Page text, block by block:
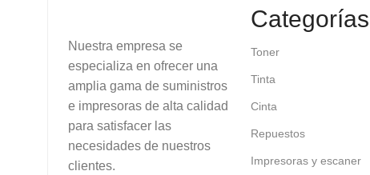
Nuestra empresa se
especializa en ofrecer una
amplia gama de suministros
e impresoras de alta calidad
para satisfacer las
necesidades de nuestros
clientes.
Categorías
Toner
Tinta
Cinta
Repuestos
Impresoras y escaner